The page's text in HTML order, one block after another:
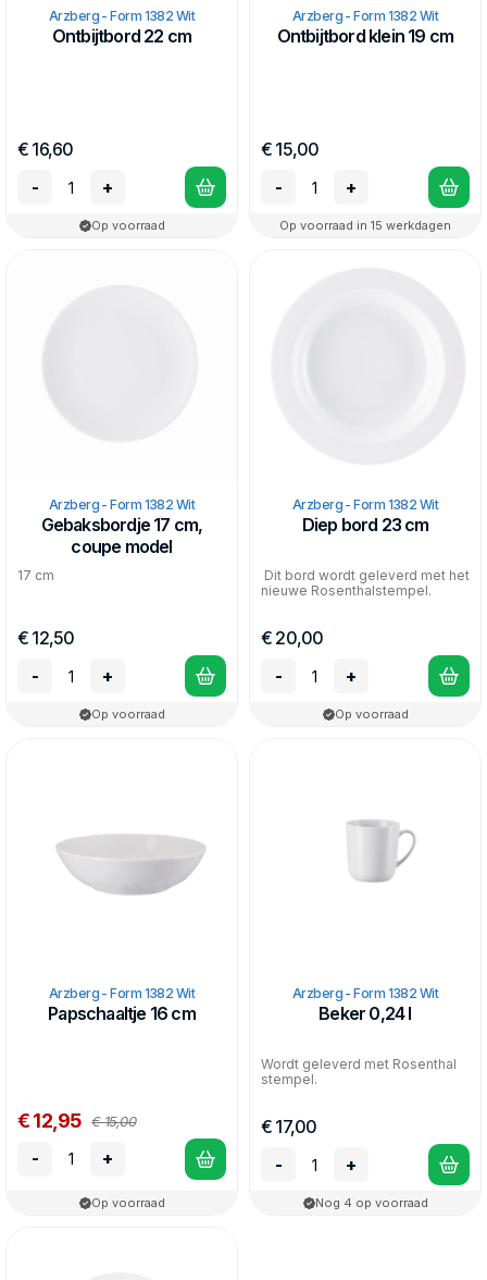
Arzberg - Form 1382 Wit
Ontbijtbord 22 cm
€ 16,60
-
+
Op voorraad
Arzberg - Form 1382 Wit
Ontbijtbord klein 19 cm
€ 15,00
-
+
Op voorraad in 15 werkdagen
Arzberg - Form 1382 Wit
Gebaksbordje 17 cm,
coupe model
17 cm
€ 12,50
-
+
Op voorraad
Arzberg - Form 1382 Wit
Diep bord 23 cm
Dit bord wordt geleverd met het
nieuwe Rosenthalstempel.
€ 20,00
-
+
Op voorraad
Arzberg - Form 1382 Wit
Papschaaltje 16 cm
€ 12,95 € 15,00
- +
Op voorraad
Arzberg - Form 1382 Wit
Beker 0,24 l
Wordt geleverd met Rosenthal
stempel.
€ 17,00
-
+
Nog 4 op voorraad